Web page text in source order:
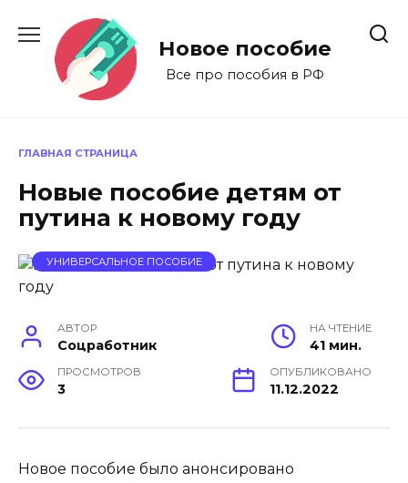
содержанию
Новое пособие
Все про пособия в РФ
ГЛАВНАЯ СТРАНИЦА
Новые пособие детям от
путина к новому году
УНИВЕРСАЛЬНОЕ ПОСОБИЕ
АВТОР
Соцработник
НА ЧТЕНИЕ
41 мин.
ПРОСМОТРОВ
3
ОПУБЛИКОВАНО
11.12.2022
Новое пособие было анонсировано